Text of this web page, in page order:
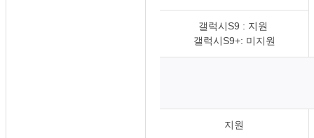
갤럭시S9 : 지원
갤럭시S9+: 미지원
지원